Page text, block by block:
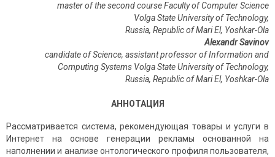
master of the second course Faculty of Computer Science
Volga State University of Technology,
Russia, Republic of Mari El, Yoshkar-Ola
Alexandr Savinov
candidate of Science, assistant professor of Information and
Computing Systems Volga State University of Technology,
Russia, Republic of Mari El, Yoshkar-Ola
АННОТАЦИЯ
Рассматривается система, рекомендующая товары и услуги в
Интернет на основе генерации рекламы основанной на
наполнении и анализе онтологического профиля пользователя,